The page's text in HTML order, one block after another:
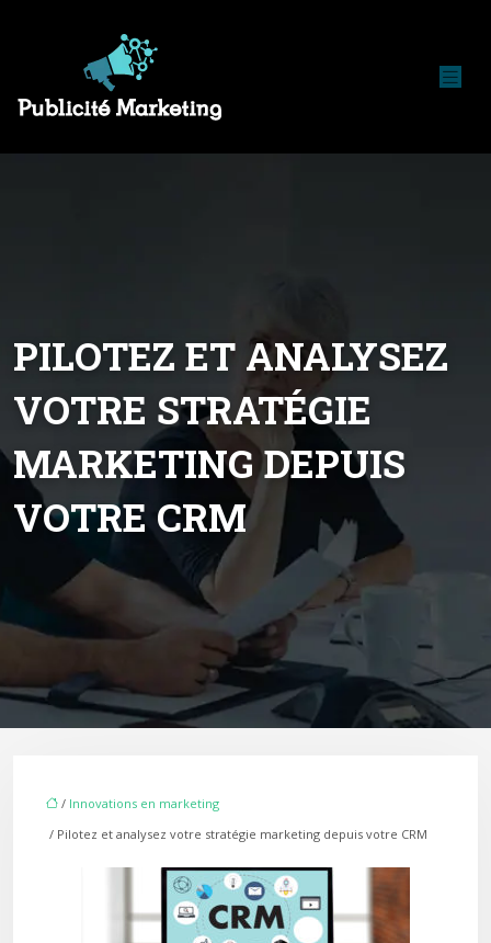
PILOTEZ ET ANALYSEZ
VOTRE STRATÉGIE
MARKETING DEPUIS
VOTRE CRM
/ Innovations en marketing
/ Pilotez et analysez votre stratégie marketing depuis votre CRM